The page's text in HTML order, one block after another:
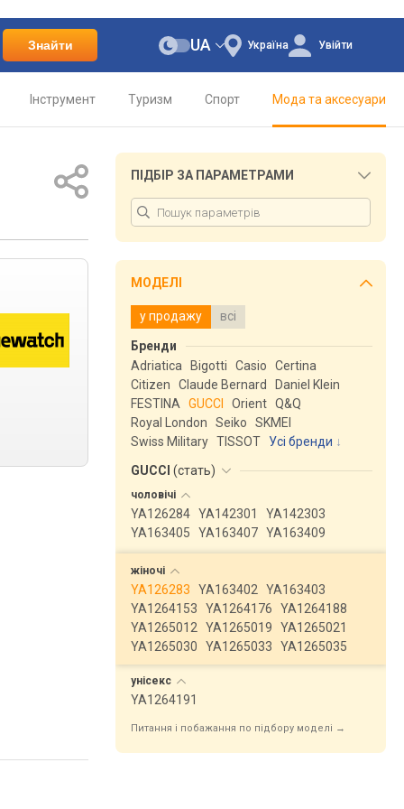
Знайти Україна
UA Увійти
Інструмент Туризм Спорт Мода та аксесуари
ПІДБІР ЗА ПАРАМЕТРАМИ
МОДЕЛІ
у продажу всі
Бренди
Adriatica
Bigotti Casio
Certina
Citizen
Claude Bernard
Daniel Klein
FESTINA
GUCCI Orient Q&Q
Royal London
Seiko
SKMEI
Swiss Military TISSOT
Усі бренди
GUCCI (стать)
чоловічі
YA126284 YA142301
YA142303
YA163405
YA163407 YA163409
жіночі
YA126283 YA163402
YA163403
YA1264153
YA1264176
YA1264188
YA1265012
YA1265019
YA1265021
YA1265030
YA1265033 YA1265035
унісекс
YA1264191
Питання і побажання по підбору моделі →